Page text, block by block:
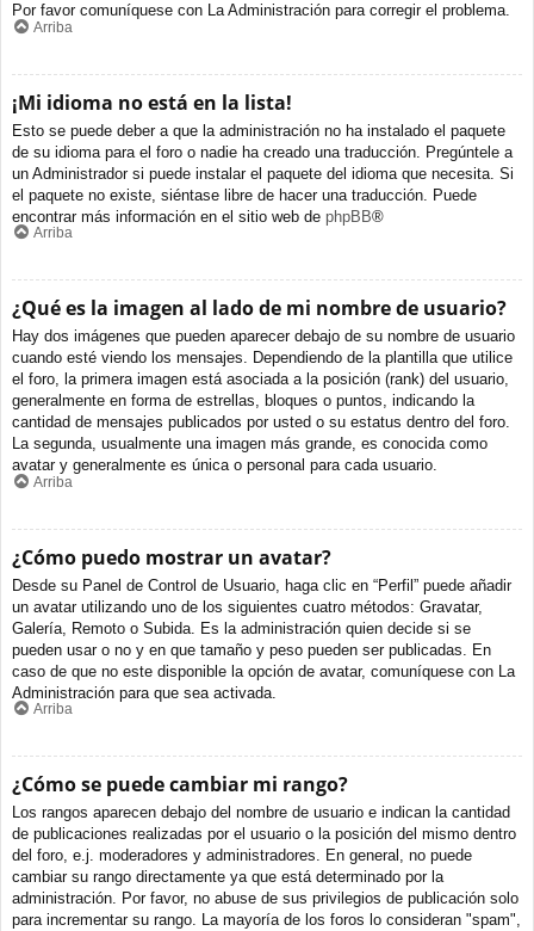
Por favor comuníquese con La Administración para corregir el problema.
Arriba
¡Mi idioma no está en la lista!
Esto se puede deber a que la administración no ha instalado el paquete
de su idioma para el foro o nadie ha creado una traducción. Pregúntele a
un Administrador si puede instalar el paquete del idioma que necesita. Si
el paquete no existe, siéntase libre de hacer una traducción. Puede
encontrar más información en el sitio web de phpBB®
Arriba
¿Qué es la imagen al lado de mi nombre de usuario?
Hay dos imágenes que pueden aparecer debajo de su nombre de usuario
cuando esté viendo los mensajes. Dependiendo de la plantilla que utilice
el foro, la primera imagen está asociada a la posición (rank) del usuario,
generalmente en forma de estrellas, bloques o puntos, indicando la
cantidad de mensajes publicados por usted o su estatus dentro del foro.
La segunda, usualmente una imagen más grande, es conocida como
avatar y generalmente es única o personal para cada usuario.
Arriba
¿Cómo puedo mostrar un avatar?
Desde su Panel de Control de Usuario, haga clic en “Perfil” puede añadir
un avatar utilizando uno de los siguientes cuatro métodos: Gravatar,
Galería, Remoto o Subida. Es la administración quien decide si se
pueden usar o no y en que tamaño y peso pueden ser publicadas. En
caso de que no este disponible la opción de avatar, comuníquese con La
Administración para que sea activada.
Arriba
¿Cómo se puede cambiar mi rango?
Los rangos aparecen debajo del nombre de usuario e indican la cantidad
de publicaciones realizadas por el usuario o la posición del mismo dentro
del foro, e.j. moderadores y administradores. En general, no puede
cambiar su rango directamente ya que está determinado por la
administración. Por favor, no abuse de sus privilegios de publicación solo
para incrementar su rango. La mayoría de los foros lo consideran "spam",